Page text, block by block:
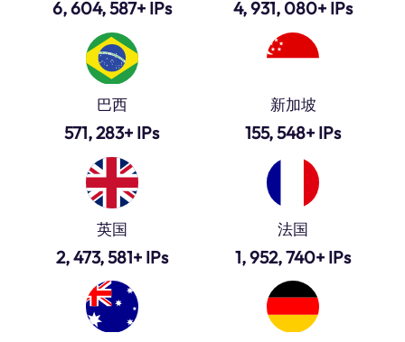
6, 604, 587+ IPs 4, 931, 080+ IPs
巴西
571, 283+ IPs
新加坡
155, 548+ IPs
英国
2, 473, 581+ IPs
法国
1, 952, 740+ IPs